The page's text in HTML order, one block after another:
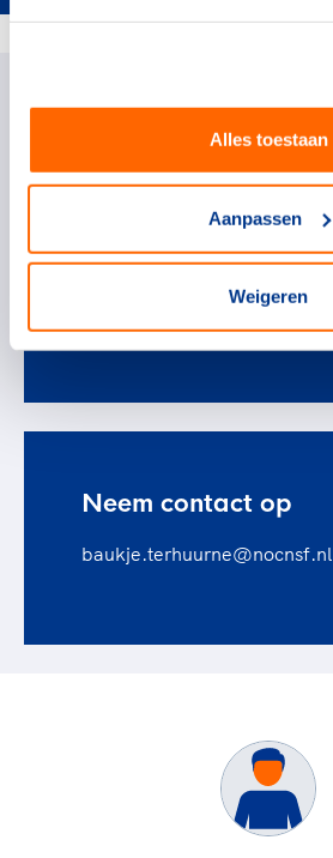
Alles toestaan
Aanpassen
Weigeren
Baukje ter Huurne
Chief Marketing Officer
Neem contact op
baukje.terhuurne@nocnsf.nl